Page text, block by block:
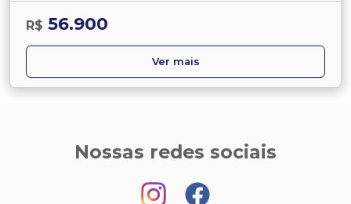
R$ 56.900
Ver mais
Nossas redes sociais